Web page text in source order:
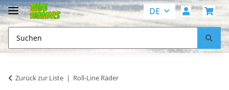
DE
Zurück zur Liste Roll-Line Räder